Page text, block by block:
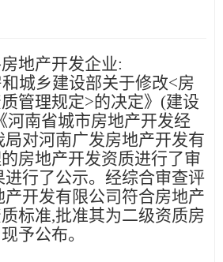
地产开发企业:
城乡建设部关于修改<房
管理规定>的决定》(建设
河南省城市房地产开发经
局对河南广发房地产开发有
房地产开发资质进行了审
进行了公示。经综合审查评
开发有限公司 符合房地产
标准,批准其为二级资质房
予公布。